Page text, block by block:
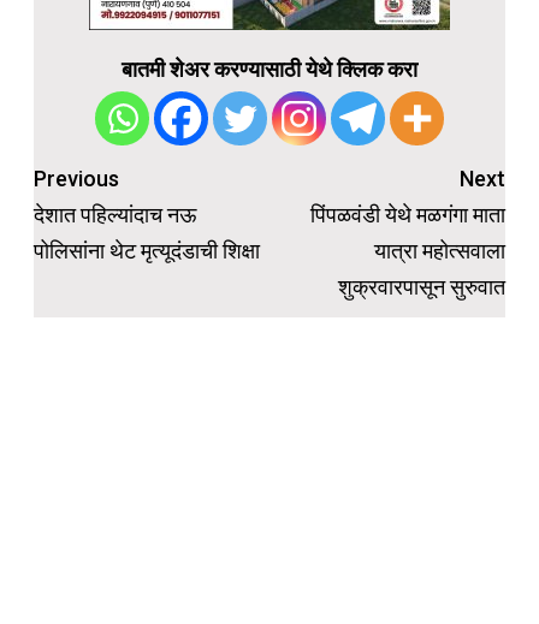
बातमी शेअर करण्यासाठी येथे क्लिक करा
Post
navigation
Previous
देशात पहिल्यांदाच नऊ
पोलिसांना थेट मृत्यूदंडाची शिक्षा
Next
पिंपळवंडी येथे मळगंगा माता
यात्रा महोत्सवाला
शुक्रवारपासून सुरुवात